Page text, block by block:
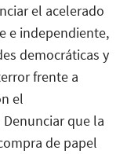
el acelerado
e independiente,
democráticas y
frente a
el
que la
de papel